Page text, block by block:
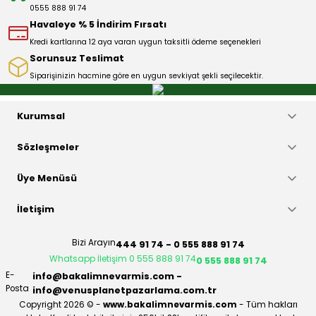
Bu ürüne benzer farklı alternatifler olmalı.
0555 888 91 74
Havaleye % 5 İndirim Fırsatı
Kredi kartlarına 12 aya varan uygun taksitli ödeme seçenekleri
Sorunsuz Teslimat
Siparişinizin hacmine göre en uygun sevkiyat şekli seçilecektir.
Kurumsal
Sözleşmeler
Üye Menüsü
İletişim
Bizi Arayın444 91 74 - 0 555 888 91 74
Whatsapp İletişim 0 555 888 91 740 555 888 91 74
E-
Posta
info@bakalimnevarmis.com -
info@venusplanetpazarlama.com.tr
Copyright 2026 © - www.bakalimnevarmis.com - Tüm hakları